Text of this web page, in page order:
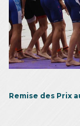
Remise des Prix